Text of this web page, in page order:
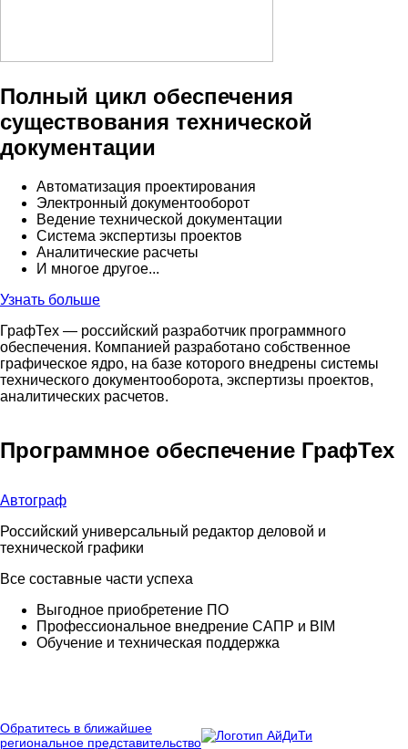
Полный цикл обеспечения
существования технической
документации
Автоматизация проектирования
Электронный документооборот
Ведение технической документации
Система экспертизы проектов
Аналитические расчеты
И многое другое...
Узнать больше
ГрафТех — российский разработчик программного
обеспечения. Компанией разработано собственное
графическое ядро, на базе которого внедрены системы
технического документооборота, экспертизы проектов,
аналитических расчетов.
Программное обеспечение ГрафТех
Автограф
Российский универсальный редактор деловой и
технической графики
Все составные части успеха
Выгодное приобретение ПО
Профессиональное внедрение САПР и BIM
Обучение и техническая поддержка
Обратитесь в ближайшее
региональное представительство